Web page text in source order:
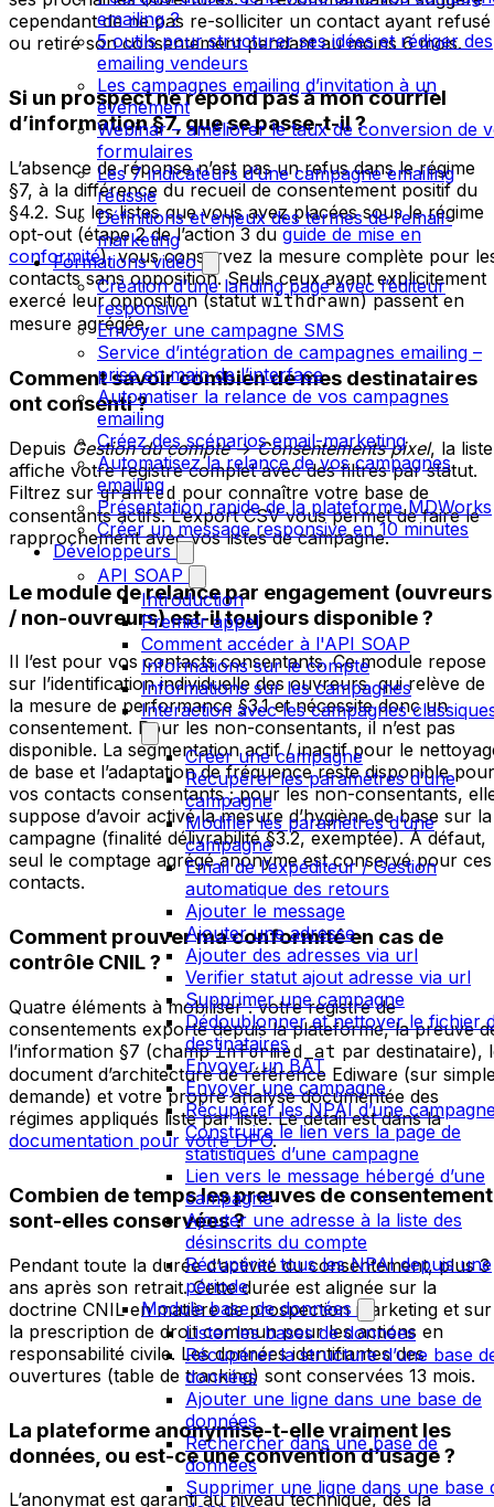
emailing ?
5 outils pour structurer ses idées et rédiger des
emailing vendeurs
Les campagnes emailing d’invitation à un
événement
Webinar – améliorer le taux de conversion de
formulaires
Les 7 indicateurs d’une campagne emailing
réussie
Définitions et enjeux des termes de l’email-
marketing
Formations vidéo
Création d’une landing page avec l’éditeur
responsive
Envoyer une campagne SMS
Service d’intégration de campagnes emailing –
prise en main de l’interface
Automatiser la relance de vos campagnes
emailing
Créez des scénarios email-marketing
Automatisez la relance de vos campagnes
emailing
Présentation rapide de la plateforme MDWorks
Créer un message responsive en 10 minutes
Développeurs
API SOAP
Introduction
Premier appel
Comment accéder à l'API SOAP
Informations sur le compte
Informations sur les campagnes
Interaction avec les campagnes
Créer une campagne
Récupérer les paramètres d’une
campagne
Modifier les paramètres d’une
campagne
Email de l’expéditeur / Gestion
automatique des retours
Ajouter le message
Ajouter une adresse
Ajouter des adresses via url
Verifier statut ajout adresse via url
Supprimer une campagne
Dédoublonner et nettoyer le fichier
destinataires
Envoyer un BAT
Envoyer une campagne
Récupérer les NPAI d’une
Construire le lien vers la page de
statistiques d’une campagne
Lien vers le message hébergé d’une
campagne
Ajouter une adresse à la liste des
désinscrits du compte
Récupérer tous les NPAI depuis une
période
Module base de données
Lister les bases de données
Récupérer la structure d’une base
données
Ajouter une ligne dans une base de
données
Rechercher dans une base de
données
Supprimer une ligne dans une base
cependant de ne pas re-solliciter un contact ayant refusé
ou retiré son consentement pendant au moins 6 mois.
Si un prospect ne répond pas à mon courriel
d’information §7, que se passe-t-il ?
L’absence de réponse n’est pas un refus dans le régime
§7, à la différence du recueil de consentement positif du
§4.2. Sur les listes que vous avez placées sous le régime
opt-out (étape 2 de l’action 3 duguide de mise en
conformité), vous conservez la mesure complète pour
contacts sans opposition. Seuls ceux ayant explicitement
exercé leur opposition (statutwithdrawn) passent en
mesure agrégée.
Comment savoir combien de mes destinataires
ont consenti ?
Depuis Gestion du compte→Consentements pixel, la liste
affiche votre registre complet avec des filtres par statut.
Filtrez surgranted pour connaître votre base de
consentants actifs. L’export CSV vous permet de faire le
rapprochement avec vos listes de campagne.
Le module de relance par engagement (ouvreurs
/ non-ouvreurs) est-il toujours disponible ?
Il l’est pour vos contacts consentants. Ce module repose
sur l’identification individuelle des ouvreurs, qui relève de
la mesure de performance §3.1 et nécessite donc un
consentement. Pour les non-consentants, il n’est pas
disponible. La segmentation actif / inactif pour le
de base et l’adaptation de fréquence reste disponible pour
vos contacts consentants ; pour les non-consentants,
suppose d’avoir activé la mesure d’hygiène de base sur la
campagne (finalité délivrabilité §3.2, exemptée). À défaut,
seul le comptage agrégé anonyme est conservé pour ces
contacts.
Comment prouver ma conformité en cas de
contrôle CNIL ?
Quatre éléments à mobiliser : votre registre de
consentements exporté depuis la plateforme, la preuve
l’information §7 (champinformed_at par destinataire),
document d’architecture de référence Ediware (sur
demande) et votre propre analyse documentée des
régimes appliqués liste par liste. Le détail est dans la
documentation pour votre DPO.
Combien de temps les preuves de consentement
sont-elles conservées ?
Pendant toute la durée d’activité du consentement, plus 3
ans après son retrait. Cette durée est alignée sur la
doctrine CNIL en matière de prospection marketing et sur
la prescription de droit commun pour les actions en
responsabilité civile. Les données identifiantes des
ouvertures (table de tracking) sont conservées 13 mois.
La plateforme anonymise-t-elle vraiment les
données, ou est-ce une convention d’usage ?
L’anonymat est garanti au niveau technique, dès la